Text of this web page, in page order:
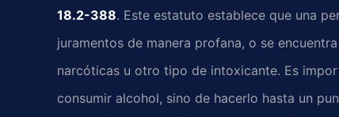
18.2-388. Este estatuto establece que una
juramentos de manera profana, o se
narcóticas u otro tipo de intoxicante. Es
consumir alcohol, sino de hacerlo hasta un